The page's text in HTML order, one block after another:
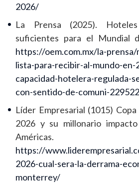
2026/
La Prensa (2025).
suficientes para el Mundial
https://oem.com.mx/la-
lista-para-recibir-al-mundo-en-
capacidad-hotelera-regulada-
con-sentido-de-comuni-
Líder Empresarial (1015)
2026 y su millonario
Américas.
https://
2026-cual-sera-la-derrama-
monterrey/